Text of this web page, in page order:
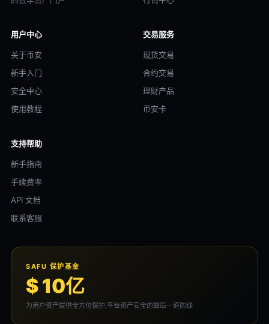
用户中心
关于币安
新手入门
安全中心
使用教程
交易服务
现货交易
合约交易
理财产品
币安卡
支持帮助
新手指南
手续费率
API 文档
联系客服
SAFU 保护基金
$ 10亿
为用户资产提供全方位保护,平台资产安全的最后一道防线